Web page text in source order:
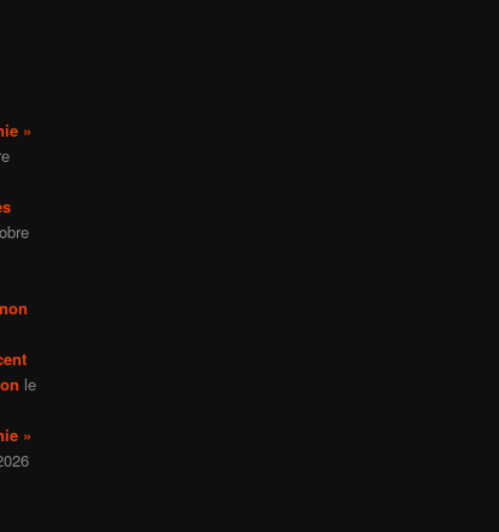
»
le
»